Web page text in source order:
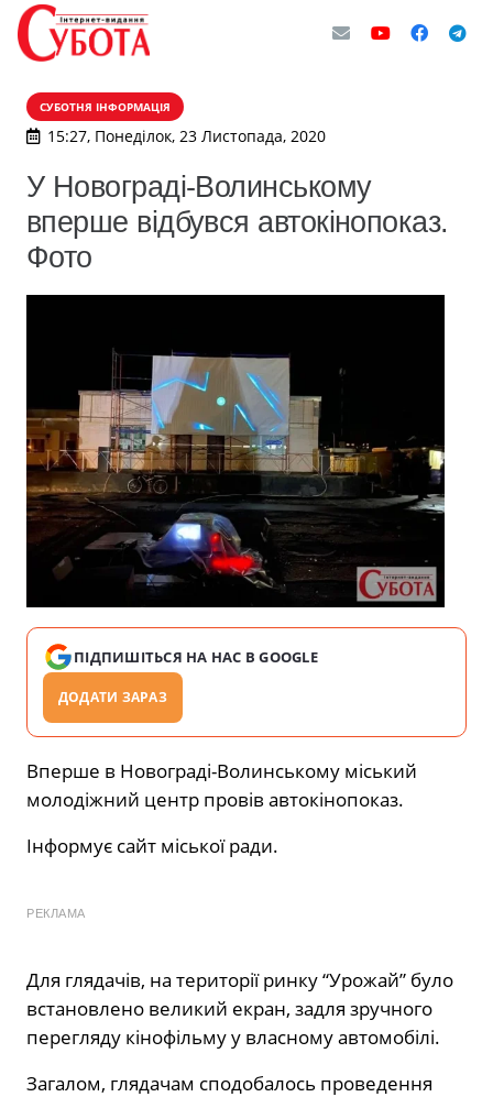
СУБОТНЯ ІНФОРМАЦІЯ
15:27, Понеділок, 23 Листопада, 2020
У Новограді-Волинському
вперше відбувся автокінопоказ.
Фото
ПІДПИШІТЬСЯ НА НАС В GOOGLE
ДОДАТИ ЗАРАЗ
Вперше в Новограді-Волинському міський
молодіжний центр провів автокінопоказ.
Інформує сайт міської ради.
РЕКЛАМА
Для глядачів, на території ринку “Урожай” було
встановлено великий екран, задля зручного
перегляду кінофільму у власному автомобілі.
Загалом, глядачам сподобалось проведення